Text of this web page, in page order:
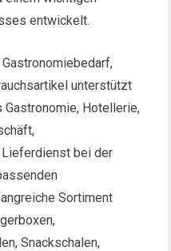
entwickelt.
unterstützt
Gastronomie, Hotellerie,
bei der
Sortiment
Snackschalen,